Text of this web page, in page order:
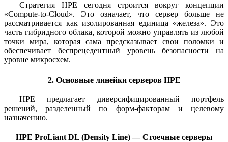
Стратегия HPE сегодня строится вокруг концепции
«Compute-to-Cloud». Это означает, что сервер больше не
рассматривается как изолированная единица «железа». Это
часть гибридного облака, которой можно управлять из любой
точки мира, которая сама предсказывает свои поломки и
обеспечивает беспрецедентный уровень безопасности на
уровне микросхем.
2. Основные линейки серверов HPE
HPE предлагает диверсифицированный портфель
решений, разделенный по форм-факторам и целевому
назначению.
HPE ProLiant DL (Density Line) — Стоечные серверы